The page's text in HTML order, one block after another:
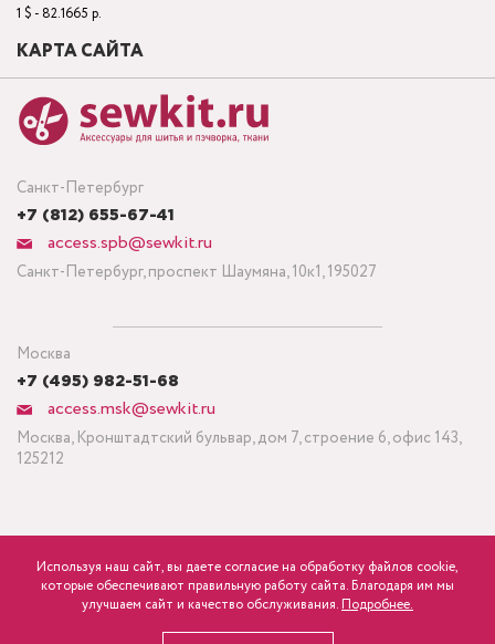
розница Минимальный заказ ткани от 3 метров
Санкт-Петербург
+7 (812) 655-67-41
access.spb@sewkit.ru
Санкт-Петербург, проспект Шаумяна, 10к1, 195027
Москва
+7 (495) 982-51-68
access.msk@sewkit.ru
Москва, Кронштадтский бульвар, дом 7, строение 6, офис 143,
125212
1 $ - 82.1665 р.
КАРТА САЙТА
Политика конфиденциальности
ПОДПИСАТЬСЯ НА НОВОСТИ
Используя наш сайт, вы даете согласие на обработку файлов cookie,
которые обеспечивают правильную работу сайта. Благодаря им мы
улучшаем сайт и качество обслуживания. Подробнее.